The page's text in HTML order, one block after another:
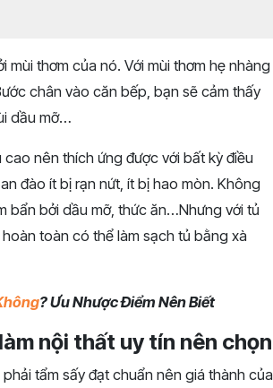
thơm của nó. Với mùi thơm hẹ nhàng
chân vào căn bếp, bạn sẽ cảm thấy
dầu mỡ…
nên thích ứng được với bất kỳ điều
đào ít bị rạn nứt, ít bị hao mòn. Không
bẩn bởi dầu mỡ, thức ăn…Nhưng với tủ
toàn có thể làm sạch tủ bằng xà
? Ưu Nhược Điểm Nên Biết
nội thất uy tín nên chọn
tẩm sấy đạt chuẩn nên giá thành của